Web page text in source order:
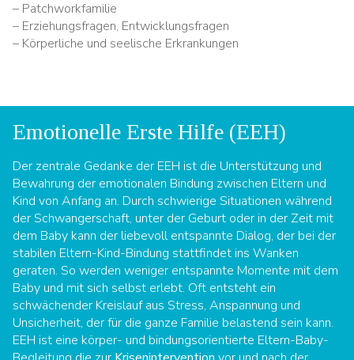
– Patchworkfamilie
– Erziehungsfragen, Entwicklungsfragen
– Körperliche und seelische Erkrankungen
Emotionelle Erste Hilfe (EEH)
Der zentrale Gedanke der EEH ist die Unterstützung und
Bewahrung der emotionalen Bindung zwischen Eltern und
Kind von Anfang an. Durch schwierige Situationen während
der Schwangerschaft, unter der Geburt oder in der Zeit mit
dem Baby kann der liebevoll entspannte Dialog, der bei der
stabilen Eltern-Kind-Bindung stattfindet ins Wanken
geraten. So werden weniger entspannte Momente mit dem
Baby und mit sich selbst erlebt. Oft entsteht ein
schwächender Kreislauf aus Stress, Anspannung und
Unsicherheit, der für die ganze Familie belastend sein kann.
EEH ist eine körper- und bindungsorientierte Eltern-Baby-